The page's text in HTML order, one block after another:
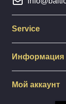
Service
Информация
Мой аккаунт